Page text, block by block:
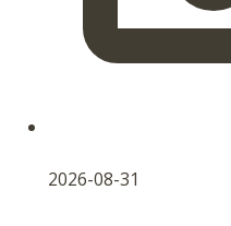
2026-08-31